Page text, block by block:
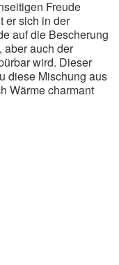
Freude
er sich in der
auf die Bescherung
aber auch der
wird. Dieser
diese Mischung aus
Wärme charmant